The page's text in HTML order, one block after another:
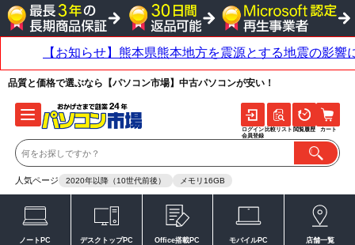
品質と価格で選ぶなら【パソコン市場】中古パソコンが安い！
人気ページ 2020年以降（10世代前後） メモリ16GB
ログイン
会員登録
比較リスト 閲覧履歴 カート
ノートPC デスクトップPC Office搭載PC モバイルPC 店舗一覧